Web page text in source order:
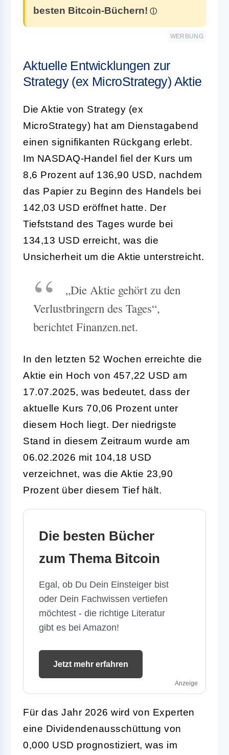
besten Bitcoin-Büchern!
WERBUNG
Aktuelle Entwicklungen zur
Strategy (ex MicroStrategy) Aktie
Die Aktie von Strategy (ex
MicroStrategy) hat am Dienstagabend
einen signifikanten Rückgang erlebt.
Im NASDAQ-Handel fiel der Kurs um
8,6 Prozent auf 136,90 USD, nachdem
das Papier zu Beginn des Handels bei
142,03 USD eröffnet hatte. Der
Tiefststand des Tages wurde bei
134,13 USD erreicht, was die
Unsicherheit um die Aktie unterstreicht.
„Die Aktie gehört zu den
Verlustbringern des Tages“,
berichtet Finanzen.net.
In den letzten 52 Wochen erreichte die
Aktie ein Hoch von 457,22 USD am
17.07.2025, was bedeutet, dass der
aktuelle Kurs 70,06 Prozent unter
diesem Hoch liegt. Der niedrigste
Stand in diesem Zeitraum wurde am
06.02.2026 mit 104,18 USD
verzeichnet, was die Aktie 23,90
Prozent über diesem Tief hält.
Die besten Bücher
zum Thema Bitcoin
Egal, ob Du Dein Einsteiger bist
oder Dein Fachwissen vertiefen
möchtest - die richtige Literatur
gibt es bei Amazon!
Jetzt mehr erfahren
Anzeige
Für das Jahr 2026 wird von Experten
eine Dividendenausschüttung von
0,000 USD prognostiziert, was im